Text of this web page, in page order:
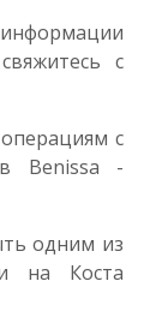
с
с
Benissa -
одним из
на Коста